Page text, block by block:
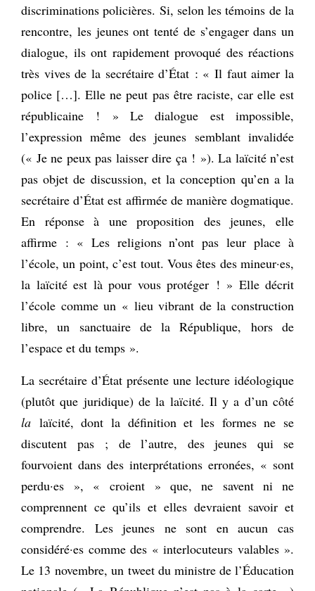
discriminations policières. Si, selon les témoins de la
rencontre, les jeunes ont tenté de s’engager dans un
dialogue, ils ont rapidement provoqué des réactions
très vives de la secrétaire d’État : « Il faut aimer la
police […]. Elle ne peut pas être raciste, car elle est
républicaine ! » Le dialogue est impossible,
l’expression même des jeunes semblant invalidée
(« Je ne peux pas laisser dire ça ! »). La laïcité n’est
pas objet de discussion, et la conception qu’en a la
secrétaire d’État est affirmée de manière dogmatique.
En réponse à une proposition des jeunes, elle
affirme : « Les religions n’ont pas leur place à
l’école, un point, c’est tout. Vous êtes des mineur·es,
la laïcité est là pour vous protéger ! » Elle décrit
l’école comme un « lieu vibrant de la construction
libre, un sanctuaire de la République, hors de
l’espace et du temps ».
La secrétaire d’État présente une lecture idéologique
(plutôt que juridique) de la laïcité. Il y a d’un côté
la laïcité, dont la définition et les formes ne se
discutent pas ; de l’autre, des jeunes qui se
fourvoient dans des interprétations erronées, « sont
perdu·es », « croient » que, ne savent ni ne
comprennent ce qu’ils et elles devraient savoir et
comprendre. Les jeunes ne sont en aucun cas
considéré·es comme des « interlocuteurs valables ».
Le 13 novembre, un tweet du ministre de l’Éducation